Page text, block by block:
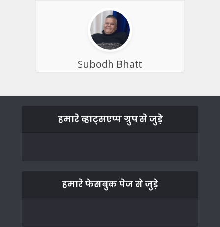
Subodh Bhatt
हमारे व्हाट्सएप्प ग्रुप से जुड़े
हमारे फेसबुक पेज से जुड़े